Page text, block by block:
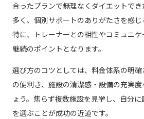
合ったプランで無理なくダイエットで
多く、個別サポートのありがたさを感じ
特に、トレーナーとの相性やコミュニ
継続のポイントとなります。
選び方のコツとしては、料金体系の明
の便利さ、施設の清潔感・設備の充実
ょう。焦らず複数施設を見学し、自分
を選ぶことが成功の近道です。